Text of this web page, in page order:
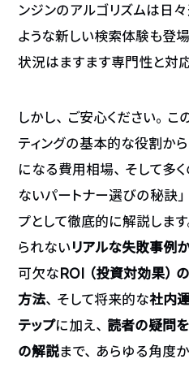
ンジンのアルゴリズムは日
ような新しい検索体験も登
状況はますます専門性と対
しかし、ご安心ください。
ティングの基本的な役割か
になる費用相場、そして多
ないパートナー選びの秘訣
プとして徹底的に解説しま
られないリアルな失敗事例
可欠なROI（投資対効果）
方法、そして将来的な社内
テップに加え、 読者の疑問
の解説まで、あらゆる角度